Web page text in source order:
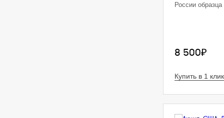
России образца
8 500₽
Купить в 1 клик